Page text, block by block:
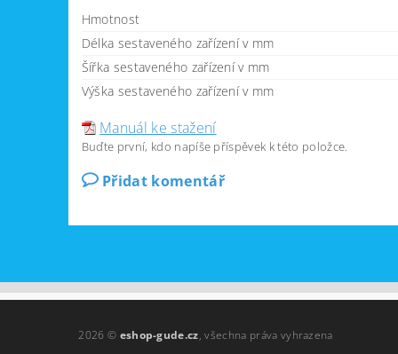
Hmotnost
Délka sestaveného zařízení v mm
Šířka sestaveného zařízení v mm
Výška sestaveného zařízení v mm
Manuál ke stažení
Buďte první, kdo napíše příspěvek k této položce.
Přidat komentář
2026 © eshop-gude.cz, všechna práva vyhrazena